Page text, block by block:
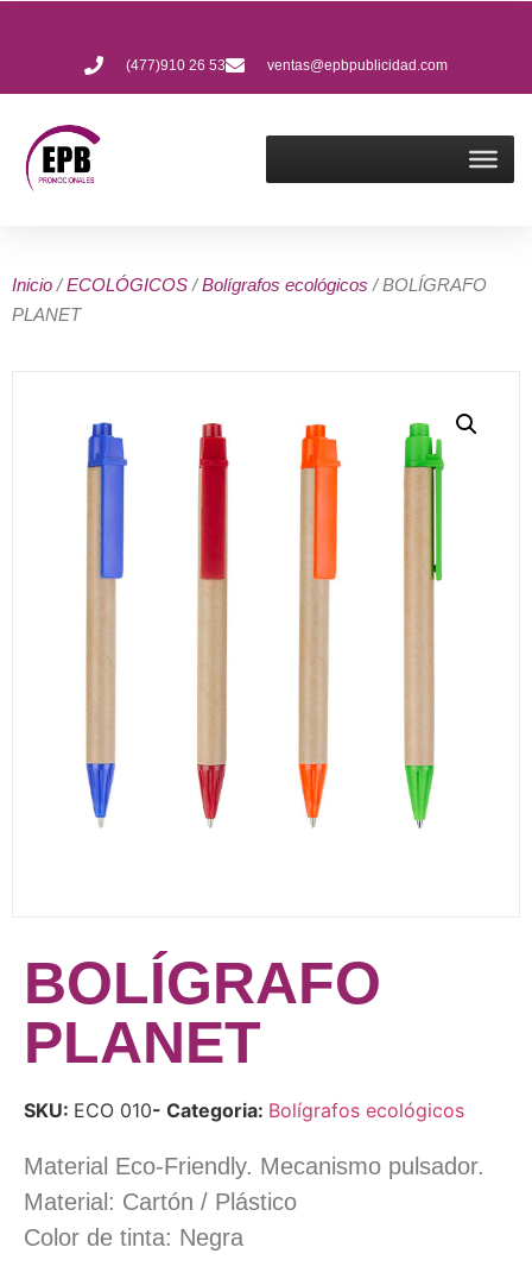
(477)910 26 53 ventas@epbpublicidad.com
Inicio /ECOLÓGICOS /Bolígrafos ecológicos / BOLÍGRAFO
PLANET
BOLÍGRAFO
PLANET
SKU: ECO 010- Categoria: Bolígrafos ecológicos
Material Eco-Friendly. Mecanismo pulsador.
Material: Cartón / Plástico
Color de tinta: Negra